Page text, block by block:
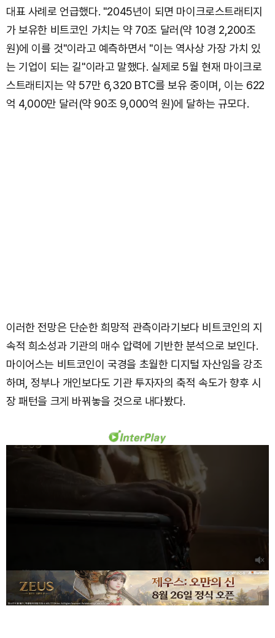
대표 사례로 언급했다. "2045년이 되면 마이크로스트래티지
가 보유한 비트코인 가치는 약 70조 달러(약 10경 2,200조
원)에 이를 것"이라고 예측하면서 "이는 역사상 가장 가치 있
는 기업이 되는 길"이라고 말했다. 실제로 5월 현재 마이크로
스트래티지는 약 57만 6,320 BTC를 보유 중이며, 이는 622
억 4,000만 달러(약 90조 9,000억 원)에 달하는 규모다.
이러한 전망은 단순한 희망적 관측이라기보다 비트코인의 지
속적 희소성과 기관의 매수 압력에 기반한 분석으로 보인다.
마이어스는 비트코인이 국경을 초월한 디지털 자산임을 강조
하며, 정부나 개인보다도 기관 투자자의 축적 속도가 향후 시
장 패턴을 크게 바꿔놓을 것으로 내다봤다.